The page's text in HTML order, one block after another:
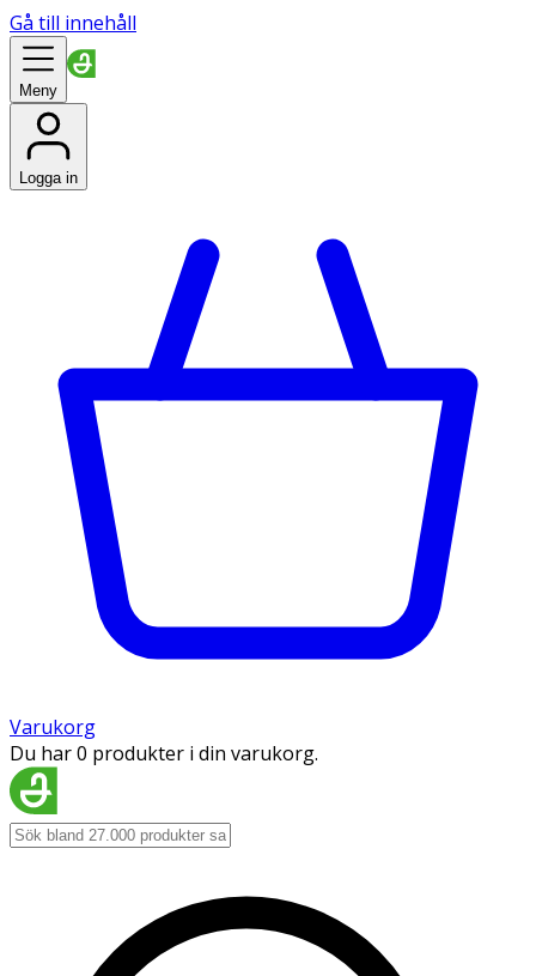
Gå till innehåll
Meny
Logga in
Varukorg
Du har 0 produkter i din varukorg.